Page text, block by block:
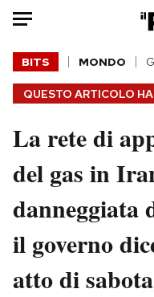
HOME
Italia
Politica
Tecnologia
Internet
Scienza
Cultura
QUESTO ARTICOLO HA
BITS MONDO
La rete di
del gas in
danneggiata
il governo
atto di